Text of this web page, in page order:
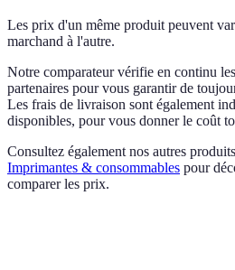
Les prix d'un même produit peuvent
marchand à l'autre.
Notre comparateur vérifie en continu
partenaires pour vous garantir de
Les frais de livraison sont également
disponibles, pour vous donner le coût
Consultez également nos autres
Imprimantes & consommables pour
comparer les prix.